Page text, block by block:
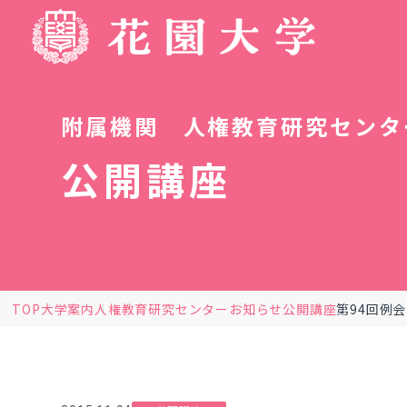
附属機関 人権教育研究セン
公開講座
TOP大学案内人権教育研究センター お知らせ公開講座第94回例会